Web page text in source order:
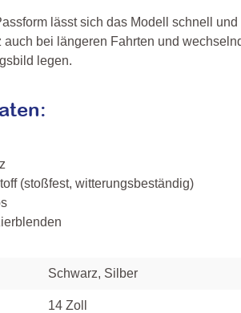
lässt sich das Modell schnell
bei längeren Fahrten und
legen.
(stoßfest, witterungsbeständig)
Schwarz, Silber
14 Zoll